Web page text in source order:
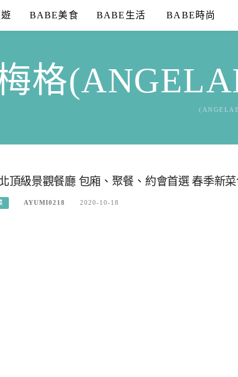
BABE美食 BABE生活 BABE時尚
格
頂級景觀餐廳 包廂、聚餐、約會首選 春季新
AYUMI0218 2020-10-18